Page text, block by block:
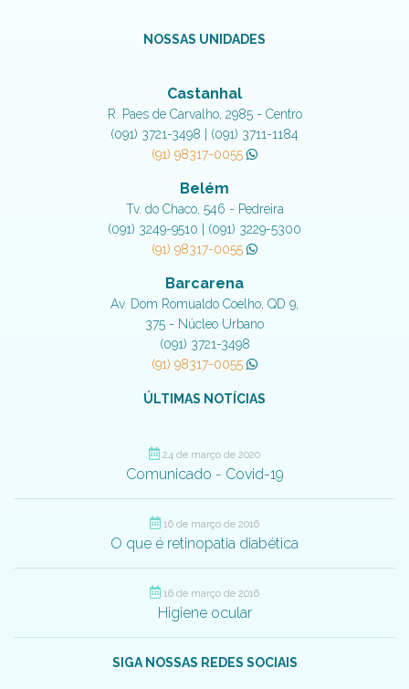
NOSSAS UNIDADES
Castanhal
R. Paes de Carvalho, 2985 - Centro
(091) 3721-3498 | (091) 3711-1184
(91) 98317-0055
Belém
Tv. do Chaco, 546 - Pedreira
(091) 3249-9510 | (091) 3229-5300
(91) 98317-0055
Barcarena
Av. Dom Romualdo Coelho, QD 9,
375 - Núcleo Urbano
(091) 3721-3498
(91) 98317-0055
ÚLTIMAS NOTÍCIAS
24 de março de 2020
Comunicado - Covid-19
16 de março de 2016
O que é retinopatia diabética
16 de março de 2016
Higiene ocular
SIGA NOSSAS REDES SOCIAIS